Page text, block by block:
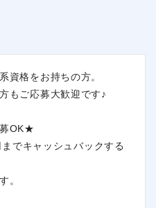
資格をお持ちの方。
もご応募大歓迎です♪
OK★
でキャッシュバックする
。